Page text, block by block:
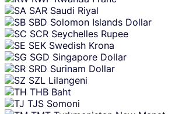
SAR Saudi Riyal
SBD Solomon Islands Dollar
SCR Seychelles Rupee
SEK Swedish Krona
SGD Singapore Dollar
SRD Surinam Dollar
SZL Lilangeni
THB Baht
TJS Somoni